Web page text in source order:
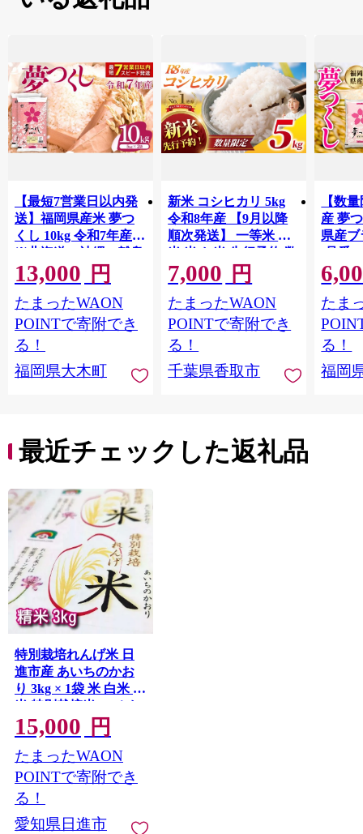
【最短7営業日以内発
送】福岡県産米 夢つ
くし 10kg 令和7年産
※北海道・沖縄・離島
は配送不可 |【精米 単
一米 単一原料米 7年産
国産 お米 ブランド米
5kg × 2 ゆめつくし】
CY009_01
13,000 円
たまったWAON
POINTで寄附でき
る！
福岡県大木町
新米 コシヒカリ 5kg
令和8年産 【9月以降
順次発送】 一等米 白
米 米 お米 先行予約 数
量 限定 こしひかり 5
キロ 米5kg ごはん こ
め コメ はくまい お米
マイスター 厳選 予約
白飯 ※ okome kome お
むすび おにぎり 国産
飯 おこめ 取り寄せ 弁
市 OYD008
7,000 円
たまったWAON
POINTで寄附でき
る！
千葉県香取市
【数
産 夢
県産ブ
(品番
たま
る！
福岡
最近チェックした返礼品
特別栽培れんげ米 日
進市産 あいちのかお
り 3kg × 1袋 米 白米 精
米 特別栽培米 コメ お
米 おこめ 愛知 愛知県
日進市
15,000 円
たまったWAON
POINTで寄附でき
る！
愛知県日進市